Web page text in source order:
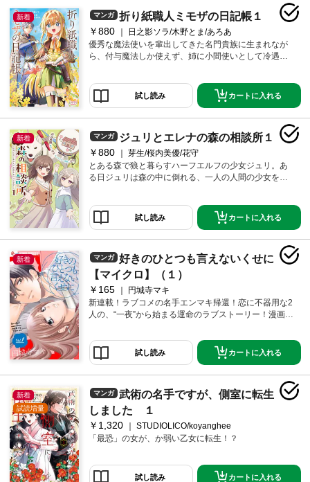
新着 マンガ 折り紙職人ミモザの日記帳１
￥880
日之影ソラ/木野とま/あろあ
優秀な魔法使いを輩出してきた名門貴族に生まれなが
ら、付与魔法しか使えず、姉に小間使いとして冷遇さ
憶を支えに、付与魔法で願いを込めた折り鶴を空へ飛
ばす日々を送っていた。そんなある日、「君の折り鶴
が大きく動き出し……!?実はミモザには、本人も気づい
ていない特別な力があるようで――。勇者たちと旅を
しながら人々を救う、心温まる恩返しファンタジー開
幕!!
試し読み カートに入れる
新着 マンガ ジュリとエレナの森の相談所１
￥880
芽生/桜内美優/花守
とある森で狼と暮らすハーフエルフの少女ジュリ。あ
る日ジュリは森の中に倒れる、一人の人間の少女を見
かし、ハーフエルフは忌むべき存在で人間から迫害さ
れていると学んできたジュリは、自身の素性を明かせ
試し読み カートに入れる
新着 マンガ
好きのひとつも言えないくせに
【マイクロ】（１）
￥165
円城寺マキ
新連載！ラブコメの名手エンマキ帰還！恋に不器用な2
人の、“一夜”から始まる運命のラブストーリー！漫画家
のに現実の男関係は失敗続き。もう恋には期待してな
いけれど、一度くらい心から愛される経験をしてみた
かった…。担当編集の結婚式に出席した帰りにそんな
ことを考えてバーで黄昏ていたら、たまたま同じ式に
り…？これがまさか、あんなことになるなんて！？
試し読み カートに入れる
新着
試読増量
マンガ
武術の名手ですが、側室に転生
しました １
￥1,320
STUDIOLICO/koyanghee
「最恐」の女が、か弱い乙女に転生！？
試し読み カートに入れる